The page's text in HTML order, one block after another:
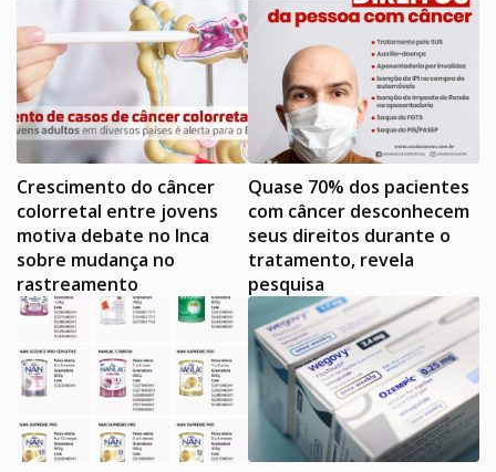
Crescimento do câncer
colorretal entre jovens
motiva debate no Inca
sobre mudança no
rastreamento
Quase 70% dos pacientes
com câncer desconhecem
seus direitos durante o
tratamento, revela
pesquisa